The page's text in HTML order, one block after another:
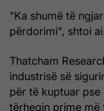
"Ka shumë të
përdorimi", shtoi
Thatcham
industrisë së
për të kuptuar
tërheqin prime më